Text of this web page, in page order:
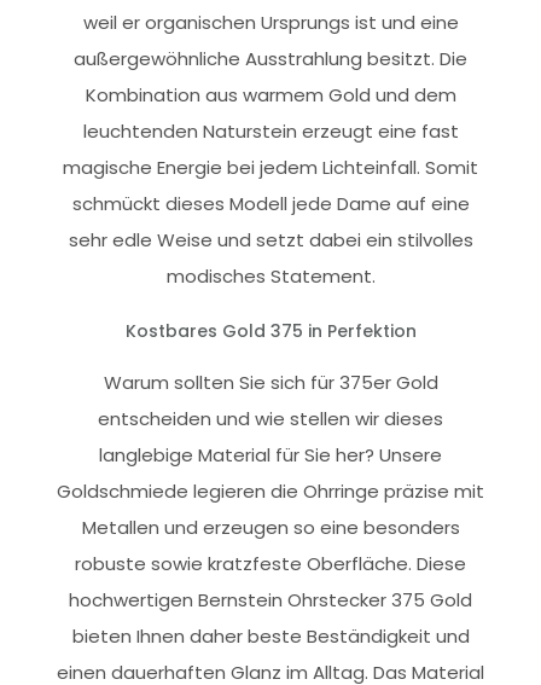
weil er organischen Ursprungs ist und eine
außergewöhnliche Ausstrahlung besitzt. Die
Kombination aus warmem Gold und dem
leuchtenden Naturstein erzeugt eine fast
magische Energie bei jedem Lichteinfall. Somit
schmückt dieses Modell jede Dame auf eine
sehr edle Weise und setzt dabei ein stilvolles
modisches Statement.
Kostbares Gold 375 in Perfektion
Warum sollten Sie sich für 375er Gold
entscheiden und wie stellen wir dieses
langlebige Material für Sie her? Unsere
Goldschmiede legieren die Ohrringe präzise mit
Metallen und erzeugen so eine besonders
robuste sowie kratzfeste Oberfläche. Diese
hochwertigen Bernstein Ohrstecker 375 Gold
bieten Ihnen daher beste Beständigkeit und
einen dauerhaften Glanz im Alltag. Das Material